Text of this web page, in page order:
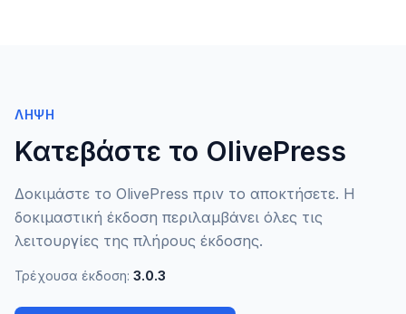
ΛΉΨΗ
Κατεβάστε το OlivePress
Δοκιμάστε το OlivePress πριν το αποκτήσετε. Η
δοκιμαστική έκδοση περιλαμβάνει όλες τις
λειτουργίες της πλήρους έκδοσης.
Τρέχουσα έκδοση: 3.0.3